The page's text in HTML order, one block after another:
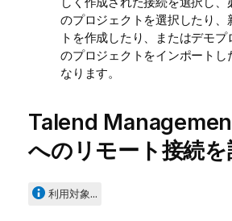
のプロジェクトを選択したり、
トを作成したり、またはデモ
のプロジェクトをインポートし
なります。
Talend
へのリモート接続を
利用対象...